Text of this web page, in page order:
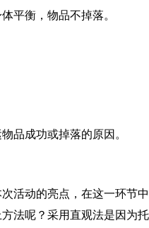
平衡，物品不掉落。
品成功或掉落的原因。
活动的亮点，在这一环节
法呢？采用直观法是因为